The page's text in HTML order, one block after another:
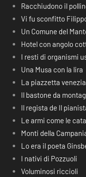
Racchiudono il
Vi fu sconfitto
Un Comune del
Hotel con angolo
I resti di organismi
Una Musa con la lira
La piazzetta
Il bastone da
Il regista de Il
Le armi come le
Monti della
Lo era il poeta
I nativi di Pozzuoli
Voluminosi riccioli